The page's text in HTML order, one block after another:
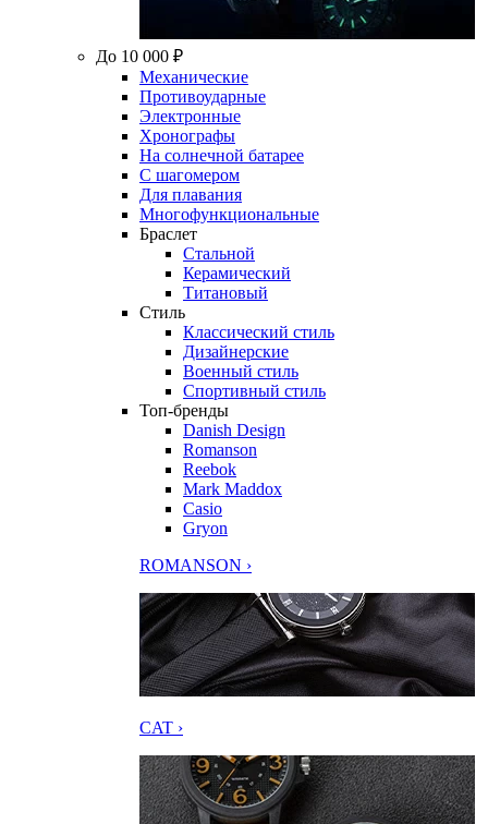
До 10 000 ₽
Механические
Противоударные
Электронные
Хронографы
На солнечной батарее
С шагомером
Для плавания
Многофункциональные
Браслет
Стальной
Керамический
Титановый
Стиль
Классический стиль
Дизайнерские
Военный стиль
Спортивный стиль
Топ-бренды
Danish Design
Romanson
Reebok
Mark Maddox
Casio
Gryon
ROMANSON ›
CAT ›